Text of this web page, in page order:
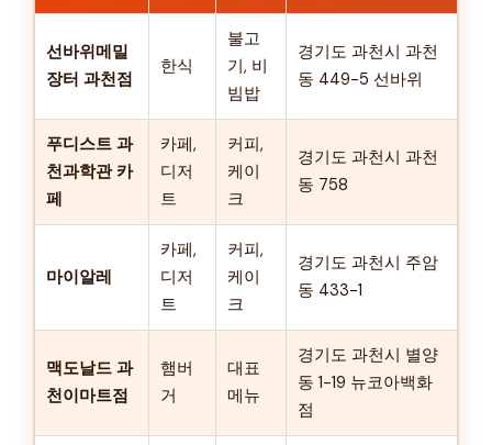
선바위메밀
장터 과천점
한식
불고
기, 비
빔밥
경기도 과천시 과천
동 449-5 선바위
푸디스트 과
천과학관 카
페
카페,
디저
트
커피,
케이
크
경기도 과천시 과천
동 758
마이알레
카페,
디저
트
커피,
케이
크
경기도 과천시 주암
동 433-1
맥도날드 과
천이마트점
햄버
거
대표
메뉴
경기도 과천시 별양
동 1-19 뉴코아백화
점